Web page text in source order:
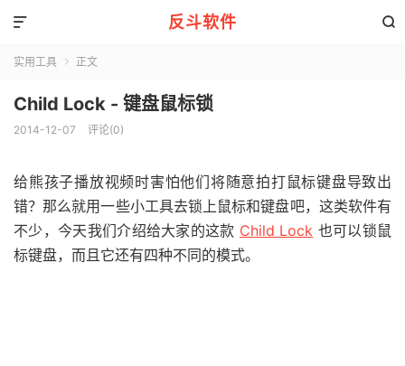
反斗软件 

实用工具  正文
Child Lock - 键盘鼠标锁
2014-12-07 评论(0)
给熊孩子播放视频时害怕他们将随意拍打鼠标键盘导致出
错？那么就用一些小工具去锁上鼠标和键盘吧，这类软件有
不少，今天我们介绍给大家的这款 Child Lock 也可以锁鼠
标键盘，而且它还有四种不同的模式。